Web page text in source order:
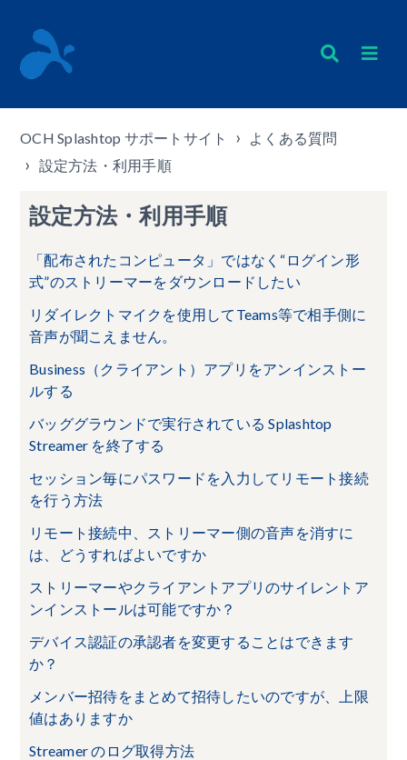
OCH Splashtop サポートサイト
よくある質問
設定方法・利用手順
設定方法・利用手順
「配布されたコンピュータ」ではなく“ログイン形
式”のストリーマーをダウンロードしたい
リダイレクトマイクを使用してTeams等で相手側に
音声が聞こえません。
Business（クライアント）アプリをアンインストー
ルする
バッググラウンドで実行されている Splashtop
Streamer を終了する
セッション毎にパスワードを入力してリモート接続
を行う方法
リモート接続中、ストリーマー側の音声を消すに
は、どうすればよいですか
ストリーマーやクライアントアプリのサイレントア
ンインストールは可能ですか？
デバイス認証の承認者を変更することはできます
か？
メンバー招待をまとめて招待したいのですが、上限
値はありますか
Streamer のログ取得方法